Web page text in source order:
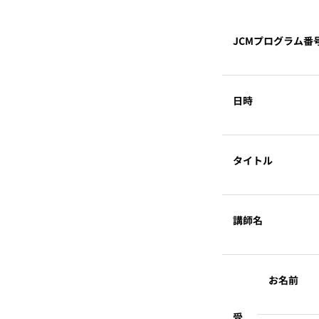
JCMプログラム番
日時
タイトル
講師名
お名前